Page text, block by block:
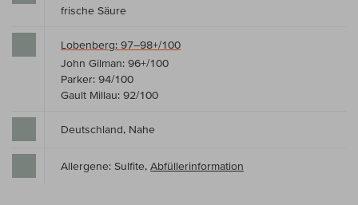
frische Säure
Lobenberg: 97–98+/100
John Gilman: 96+/100
Parker: 94/100
Gault Millau: 92/100
Deutschland, Nahe
Allergene: Sulfite, Abfüllerinformation